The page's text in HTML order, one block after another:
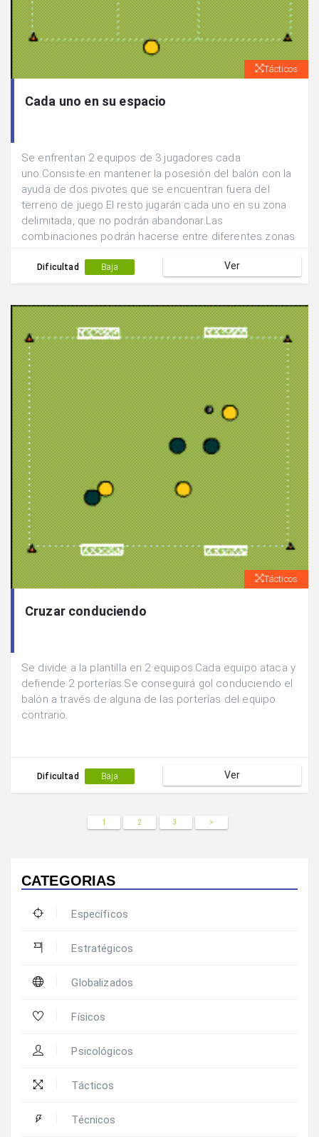
Tácticos
Cada uno en su espacio
Se enfrentan 2 equipos de 3 jugadores cada
uno.Consiste en mantener la posesión del balón con la
ayuda de dos pivotes que se encuentran fuera del
terreno de juego.El resto jugarán cada uno en su zona
delimitada, que no podrán abandonar.Las
combinaciones podrán hacerse entre diferentes zonas
Dificultad Baja Ver
Tácticos
Cruzar conduciendo
Se divide a la plantilla en 2 equipos.Cada equipo ataca y
defiende 2 porterías.Se conseguirá gol conduciendo el
balón a través de alguna de las porterías del equipo
contrario.
Dificultad Baja Ver
1 2 3 >
CATEGORIAS
Específicos
Estratégicos
Globalizados
Físicos
Psicológicos
Tácticos
Técnicos